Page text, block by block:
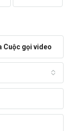
Cuộc gọi video